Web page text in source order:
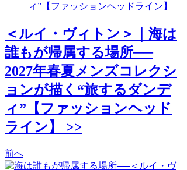
ィ”【ファッションヘッドライン】
＜ルイ・ヴィトン＞｜海は
誰もが帰属する場所──
2027年春夏メンズコレクシ
ョンが描く“旅するダンデ
ィ”【ファッションヘッド
ライン】 >>
前へ